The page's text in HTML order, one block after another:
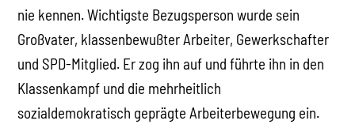
nie kennen. Wichtigste Bezugsperson wurde sein
Großvater, klassenbewußter Arbeiter, Gewerkschafter
und SPD-Mitglied. Er zog ihn auf und führte ihn in den
Klassenkampf und die mehrheitlich
sozialdemokratisch geprägte Arbeiterbewegung ein.